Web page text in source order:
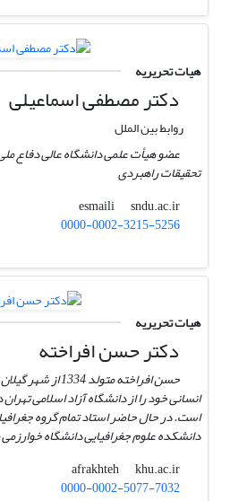
هیات تحریریه
دکتر مصطفی اسماعیلی
روابط بین الملل
عضو هیأت علمی دانشگاه عالی دفاع
تحقیقات راهبردی
esmaili
sndu.ac.ir
0000-0002-3215-5256
هیات تحریریه
دکتر حسن افراخته
حسن افراخته
است. در حال حاضر استاد تمام گروه
دانشکده علوم جغرافیایی دانشگاه
afrakhteh
khu.ac.ir
0000-0002-5077-7032